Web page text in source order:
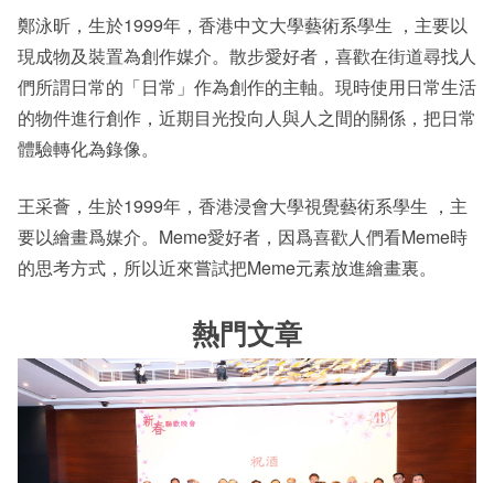
鄭泳昕，生於1999年，香港中文大學藝術系學生 ，主要以
現成物及裝置為創作媒介。散步愛好者，喜歡在街道尋找人
們所謂日常的「日常」作為創作的主軸。現時使用日常生活
的物件進行創作，近期目光投向人與人之間的關係，把日常
體驗轉化為錄像。
王采薈，生於1999年，香港浸會大學視覺藝術系學生 ，主
要以繪畫爲媒介。Meme愛好者，因爲喜歡人們看Meme時
的思考方式，所以近來嘗試把Meme元素放進繪畫裏。
熱門文章